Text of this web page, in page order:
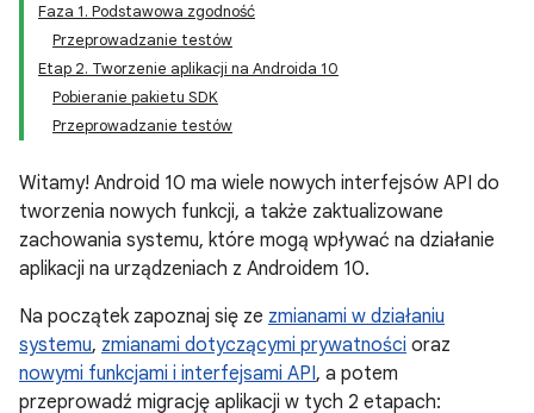
Faza 1. Podstawowa zgodność
Przeprowadzanie testów
Etap 2. Tworzenie aplikacji na Androida 10
Pobieranie pakietu SDK
Przeprowadzanie testów
Witamy! Android 10 ma wiele nowych interfejsów API do
tworzenia nowych funkcji, a także zaktualizowane
zachowania systemu, które mogą wpływać na działanie
aplikacji na urządzeniach z Androidem 10.
Na początek zapoznaj się ze zmianami w działaniu
systemu, zmianami dotyczącymi prywatności oraz
nowymi funkcjami i interfejsami API, a potem
przeprowadź migrację aplikacji w tych 2 etapach: